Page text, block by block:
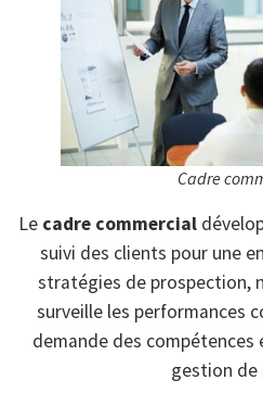
Cadre
Le cadre commercial
suivi des clients pour une
stratégies de prospection,
surveille les performances
demande des
gestion de